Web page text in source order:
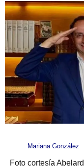
Mariana González
Foto cortesía